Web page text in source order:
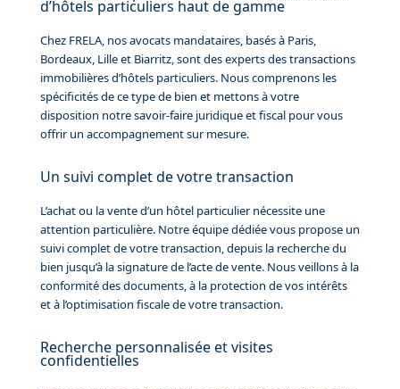
d’hôtels particuliers haut de gamme
Chez FRELA, nos avocats mandataires, basés à Paris,
Bordeaux, Lille et Biarritz, sont des experts des transactions
immobilières d’hôtels particuliers. Nous comprenons les
spécificités de ce type de bien et mettons à votre
disposition notre savoir-faire juridique et fiscal pour vous
offrir un accompagnement sur mesure.
Un suivi complet de votre transaction
L’achat ou la vente d’un hôtel particulier nécessite une
attention particulière. Notre équipe dédiée vous propose un
suivi complet de votre transaction, depuis la recherche du
bien jusqu’à la signature de l’acte de vente. Nous veillons à la
conformité des documents, à la protection de vos intérêts
et à l’optimisation fiscale de votre transaction.
Recherche personnalisée et visites
confidentielles